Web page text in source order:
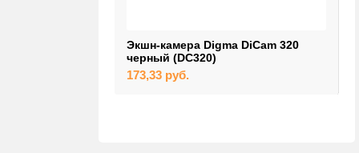
Экшн-камера Digma DiCam 320
черный (DC320)
173,33 руб.